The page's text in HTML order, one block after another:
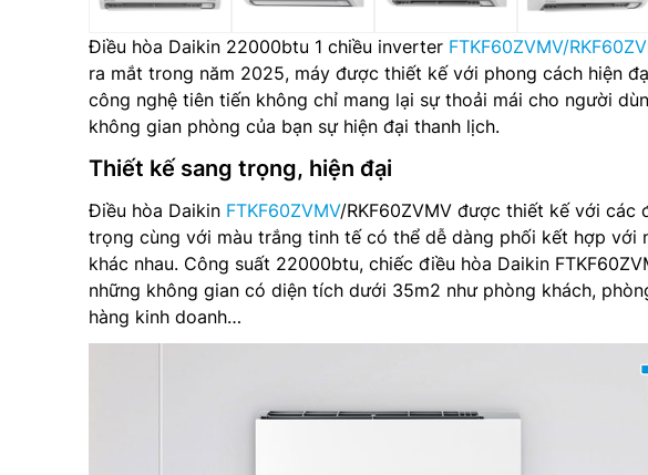
Điều hòa Daikin 22000btu 1 chiều inverter FTKF60ZVMV/
ra mắt trong năm 2025, máy được thiết kế với phong cách hiện
công nghệ tiên tiến không chỉ mang lại sự thoải mái cho người
không gian phòng của bạn sự hiện đại thanh lịch.
Thiết kế sang trọng, hiện đại
Điều hòa Daikin FTKF60ZVMV/RKF60ZVMV được thiết kế với các
trọng cùng với màu trắng tinh tế có thể dễ dàng phối kết hợp với
khác nhau. Công suất 22000btu, chiếc điều hòa Daikin
những không gian có diện tích dưới 35m2 như phòng khách,
hàng kinh doanh…